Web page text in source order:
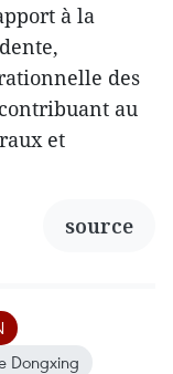
à la
des
au
et
source
Dongxing